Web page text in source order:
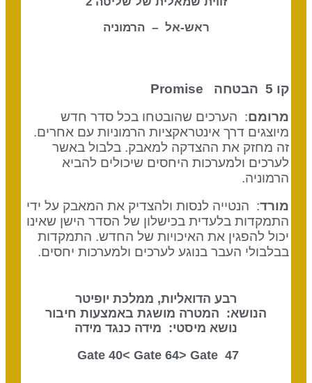
ראש-אל – הרמוניה
קו 5 הבטחה
Promise
מרומם: הערכים שהובטחו בכל סדר חדש
מיוצגים דרך אינטראקציות הרמוניות עם אחרים.
זה מחזק את ההצדקה למאבק. בלבול באשר
לערכים ולמערכות היחסים שיכולים להביא
הרמוניה.
מורד: הנטייה לנסות ולהצדיק את המאבק על ידי
התמקדות בלעדית בכישלון של הסדר הישן שאינו
יכול להפגין את האיכויות של החדש. התמקדות
בבלבולי העבר בנוגע לערכים ולמערכות יחסים.
רבע הדואליות, ממלכת יופיטר
הנושא: המטרה מושגת באמצעות חיבור
נושא מיסטי: מידה כנגד מידה
47 Gate 40<
Gate 64 > Gate